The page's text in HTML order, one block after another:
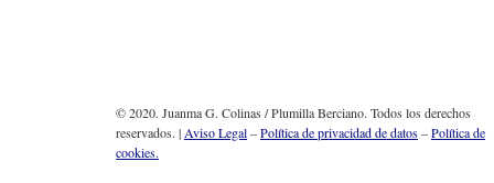
© 2020. Juanma G. Colinas / Plumilla Berciano. Todos los derechos
reservados. |Aviso Legal–Política de privacidad de datos–Política de
cookies.